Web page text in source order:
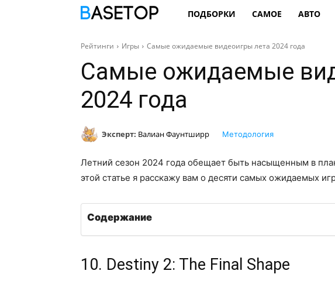
ПОДБОРКИ САМОЕ АВТО
Рейтинги Игры Самые ожидаемые видеоигры лета 2024 года
Самые ожидаемые
2024 года
Эксперт: Валиан Фаунтширр Методология
Летний сезон 2024 года обещает быть насыщенным в
этой статье я расскажу вам о десяти самых ожидаемых
Содержание
10. Destiny 2: The Final Shape